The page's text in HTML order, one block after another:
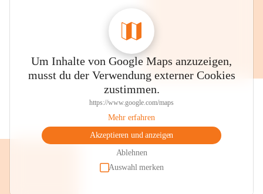
Um Inhalte von Google Maps anzuzeigen,
musst du der Verwendung externer Cookies
zustimmen.
https://www.google.com/maps
Mehr erfahren
Akzeptieren und anzeigen
Ablehnen
Auswahl merken